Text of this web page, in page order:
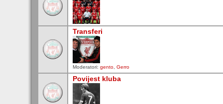
Transferi
Moderatori: gento, Gerro
Povijest kluba